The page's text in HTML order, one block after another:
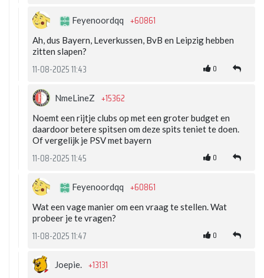
Feyenoordqq +60861
Ah, dus Bayern, Leverkussen, BvB en Leipzig hebben
zitten slapen?
11-08-2025 11:43 0
NmeLineZ +15362
Noemt een rijtje clubs op met een groter budget en
daardoor betere spitsen om deze spits teniet te doen.
Of vergelijk je PSV met bayern
11-08-2025 11:45 0
Feyenoordqq +60861
Wat een vage manier om een vraag te stellen. Wat
probeer je te vragen?
11-08-2025 11:47 0
Joepie. +13131